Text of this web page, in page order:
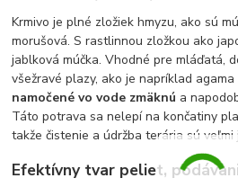
Krmivo je plné zložiek hmyzu, ako sú
morušová. S rastlinnou zložkou ako
jablková múčka. Vhodné pre mláďatá,
všežravé plazy, ako je napríklad
namočené vo vode zmäknú a
Táto potrava sa nelepí na končatiny
takže čistenie a údržba terária sú veľmi
Efektívny tvar peliet,